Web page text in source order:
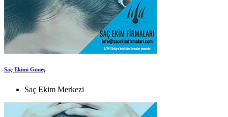
Saç Ekimi Güneş
Saç Ekim Merkezi